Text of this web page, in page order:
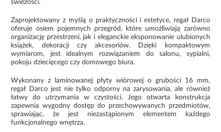
świeżości.
Zaprojektowany z myślą o praktyczności i estetyce, regał Darco
oferuje osiem pojemnych przegród, które umożliwiają zarówno
organizację przestrzeni, jak i eleganckie eksponowanie ulubionych
książek, dekoracji czy akcesoriów. Dzięki kompaktowym
wymiarom, jest idealnym rozwiązaniem do salonu, sypialni,
pokoju dziecięcego czy domowego biura.
Wykonany z laminowanej płyty wiórowej o grubości 16 mm,
regał Darco jest nie tylko odporny na zarysowania, ale również
łatwy do utrzymania w czystości. Jego otwarta konstrukcja
zapewnia wygodny dostęp do przechowywanych przedmiotów,
sprawiając, że jest niezastąpionym elementem każdego
funkcjonalnego wnętrza.